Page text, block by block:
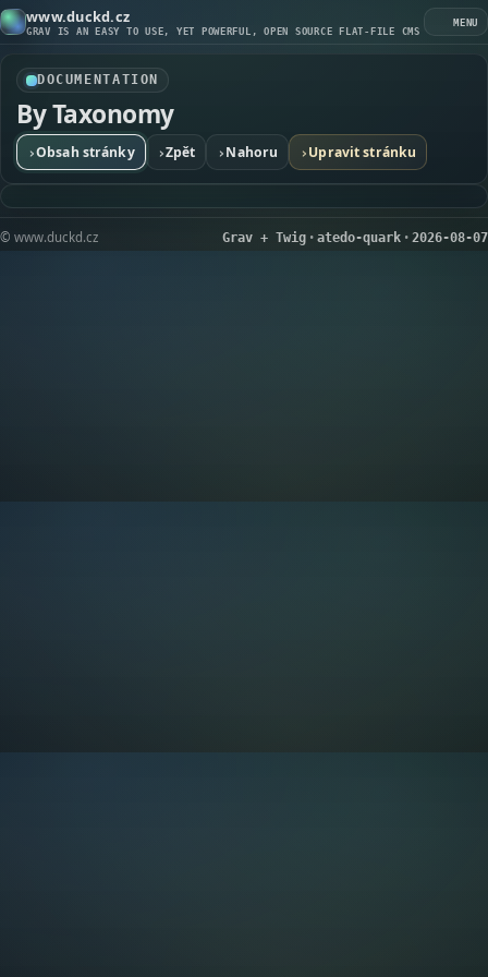
www.duckd.cz
GRAV IS AN EASY TO USE, YET POWERFUL, OPEN SOURCE FLAT-FILE CMS
MENU
DOCUMENTATION
By Taxonomy
›Obsah stránky ›Zpět ›Nahoru ›Upravit stránku
© www.duckd.cz Grav + Twig • atedo-quark • 2026-08-07